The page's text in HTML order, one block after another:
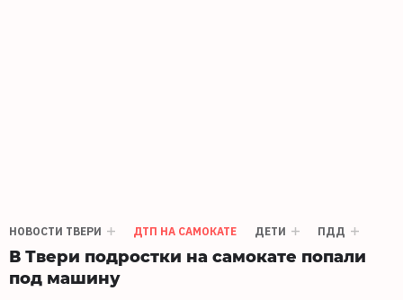
НОВОСТИ ТВЕРИ ДТП НА САМОКАТЕ ДЕТИ ПДД
В Твери подростки на самокате попали
под машину